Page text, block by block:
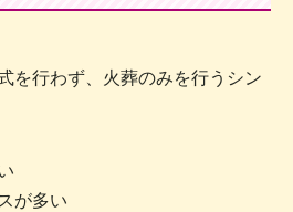
を行わず、火葬のみを行うシン
が多い